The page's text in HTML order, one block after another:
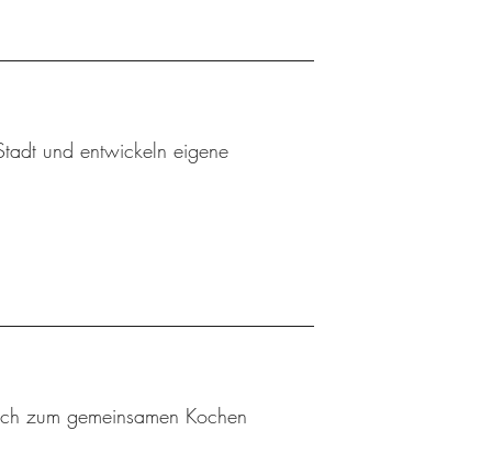
und entwickeln eigene
zum gemeinsamen Kochen